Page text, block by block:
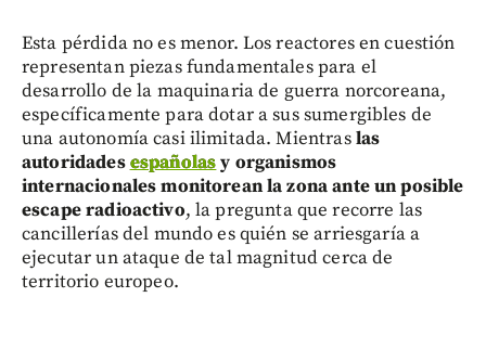
Esta pérdida no es menor. Los reactores en cuestión
representan piezas fundamentales para el
desarrollo de la maquinaria de guerra norcoreana,
específicamente para dotar a sus sumergibles de
una autonomía casi ilimitada. Mientraslas
autoridadesespañolasy organismos
internacionales monitorean la zona ante un posible
escape radioactivo, la pregunta que recorre las
cancillerías del mundo es quién se arriesgaría a
ejecutar un ataque de tal magnitud cerca de
territorio europeo.